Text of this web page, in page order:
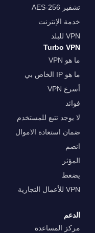
تشفير AES-256
خدمة الإنترنت
VPN للبلد
Turbo VPN
ما هو VPN
ما هو IP الخاص بي
أسرع VPN
فوائد
لا يوجد تتبع للمستخدم
ضمان استعادة الاموال
انضم
المؤثر
يضعط
VPN للأعمال التجارية
الدعم
مركز المساعدة